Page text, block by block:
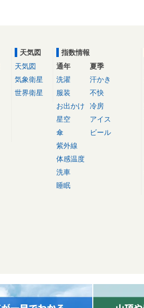
天気図
天気図
気象衛星
世界衛星
指数情報
通年
洗濯
服装
お出かけ
星空
傘
紫外線
体感温度
洗車
睡眠
夏季
汗かき
不快
冷房
アイス
ビール